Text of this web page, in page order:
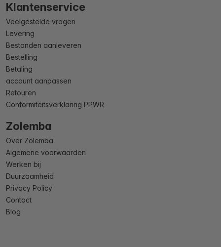
Klantenservice
Veelgestelde vragen
Levering
Bestanden aanleveren
Bestelling
Betaling
account aanpassen
Retouren
Conformiteitsverklaring PPWR
Zolemba
Over Zolemba
Algemene voorwaarden
Werken bij
Duurzaamheid
Privacy Policy
Contact
Blog